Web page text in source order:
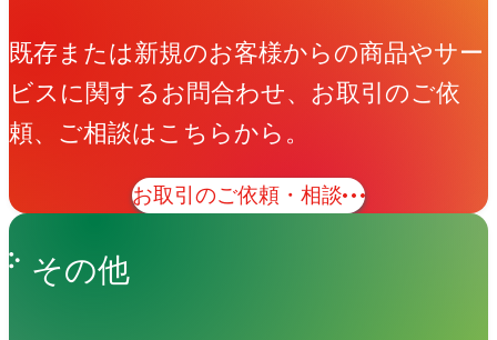
既存または新規のお客様からの商品やサー
ビスに関するお問合わせ、お取引のご依
頼、ご相談はこちらから。
お取引のご依頼・相談
その他